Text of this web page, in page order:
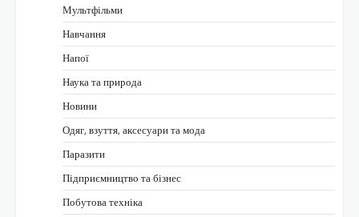
Мультфільми
Навчання
Напої
Наука та природа
Новини
Одяг, взуття, аксесуари та мода
Паразити
Підприємництво та бізнес
Побутова техніка